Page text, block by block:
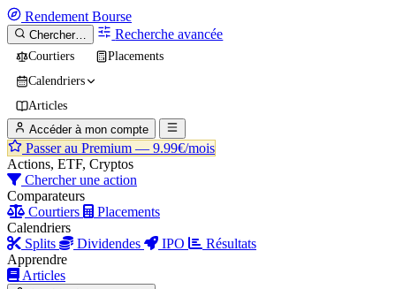
Rendement Bourse
Chercher… Recherche avancée
Courtiers
Placements
Calendriers
Articles
Accéder à mon compte
Passer au Premium — 9.99€/mois
Actions, ETF, Cryptos
Chercher une action
Comparateurs
Courtiers
Placements
Calendriers
Splits
Dividendes IPO
Résultats
Apprendre
Articles